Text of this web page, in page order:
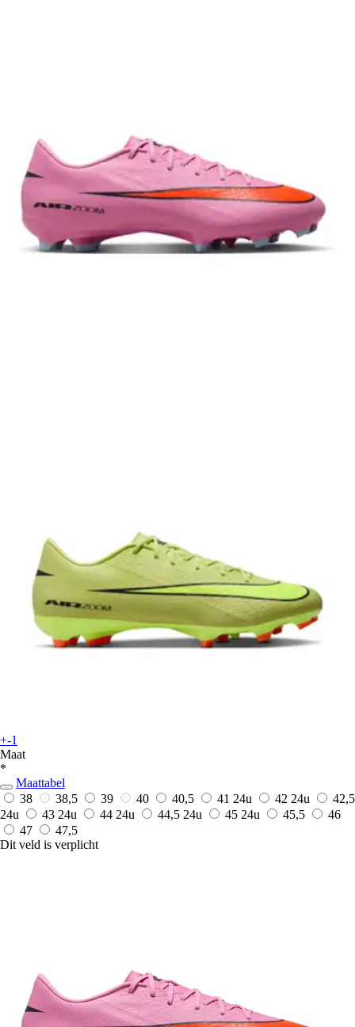
+-1
Maat
*
Maattabel
38
38,5 39 40 40,5 41 24u 42 24u
42,5
24u
43 24u 44 24u 44,5 24u 45 24u 45,5
46
47
47,5
Dit veld is verplicht